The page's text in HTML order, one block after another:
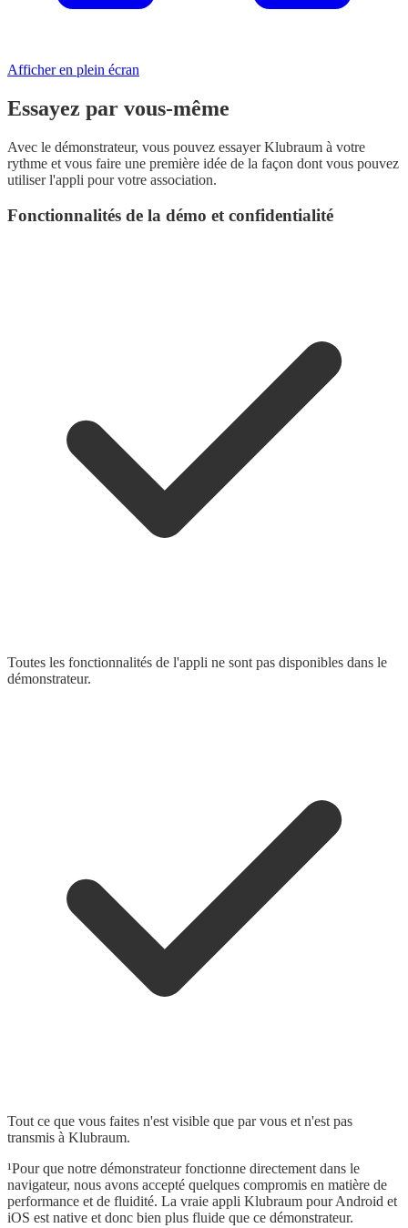
Afficher en plein écran
Essayez par vous-même
Avec le démonstrateur, vous pouvez essayer Klubraum à votre
rythme et vous faire une première idée de la façon dont vous pouvez
utiliser l'appli pour votre association.
Fonctionnalités de la démo et confidentialité
Toutes les fonctionnalités de l'appli ne sont pas disponibles dans le
démonstrateur.
Tout ce que vous faites n'est visible que par vous et n'est pas
transmis à Klubraum.
¹Pour que notre démonstrateur fonctionne directement dans le
navigateur, nous avons accepté quelques compromis en matière de
performance et de fluidité. La vraie appli Klubraum pour Android et
iOS est native et donc bien plus fluide que ce démonstrateur.